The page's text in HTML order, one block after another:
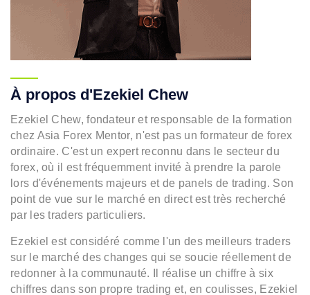
À propos d'Ezekiel Chew
Ezekiel Chew, fondateur et responsable de la formation
chez Asia Forex Mentor, n'est pas un formateur de forex
ordinaire. C'est un expert reconnu dans le secteur du
forex, où il est fréquemment invité à prendre la parole
lors d'événements majeurs et de panels de trading. Son
point de vue sur le marché en direct est très recherché
par les traders particuliers.
Ezekiel est considéré comme l'un des meilleurs traders
sur le marché des changes qui se soucie réellement de
redonner à la communauté. Il réalise un chiffre à six
chiffres dans son propre trading et, en coulisses, Ezekiel